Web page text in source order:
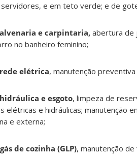
e em teto verde; e de
alvenaria e carpintaria, abertura de
no banheiro feminino;
rede elétrica, manutenção
hidráulica e esgoto, limpeza de
elétricas e hidráulicas; manutenção
e externa;
gás de cozinha (GLP), manutenção